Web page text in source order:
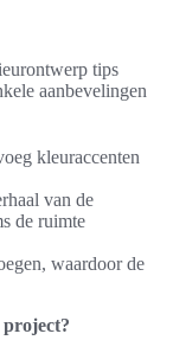
tips
aanbevelingen
kleuraccenten
van de
de ruimte
waardoor de